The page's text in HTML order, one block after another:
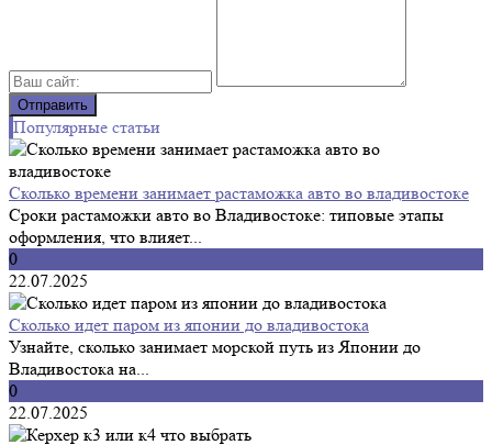
Популярные статьи
Сколько времени занимает растаможка авто во владивостоке
Сроки растаможки авто во Владивостоке: типовые этапы
оформления, что влияет...
0
22.07.2025
Сколько идет паром из японии до владивостока
Узнайте, сколько занимает морской путь из Японии до
Владивостока на...
0
22.07.2025